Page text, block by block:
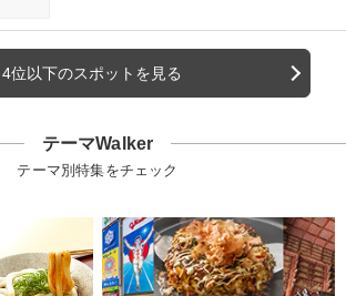
4位以下のスポットを見る
テーマWalker
テーマ別特集をチェック